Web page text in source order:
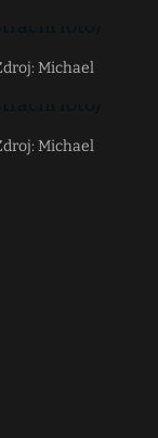
Michael
Michael